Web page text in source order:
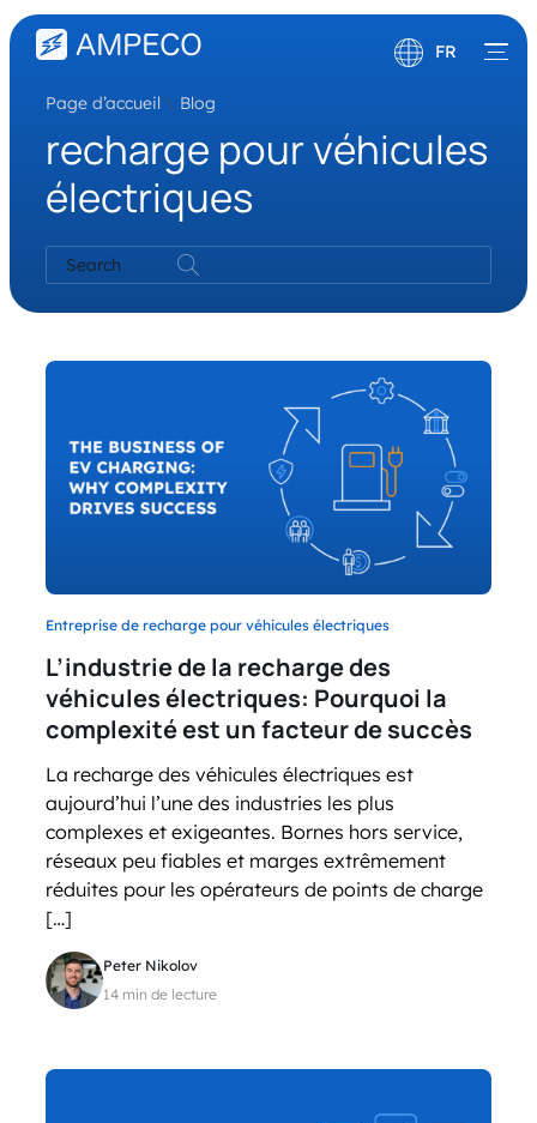
FR
Deutsch
Page d’accueil \ Blog
recharge pour véhicules
électriques
Search
Entreprise de recharge pour véhicules électriques
L’industrie de la recharge des
véhicules électriques: Pourquoi la
complexité est un facteur de succès
La recharge des véhicules électriques est
aujourd’hui l’une des industries les plus
complexes et exigeantes. Bornes hors service,
réseaux peu fiables et marges extrêmement
réduites pour les opérateurs de points de charge
[…]
Peter Nikolov
14 min de lecture